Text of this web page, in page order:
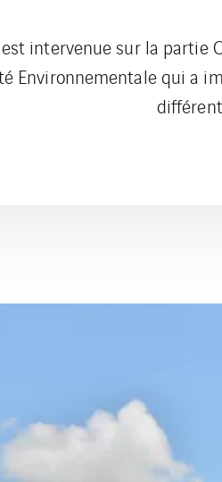
intervenue sur la partie
Environnementale qui a